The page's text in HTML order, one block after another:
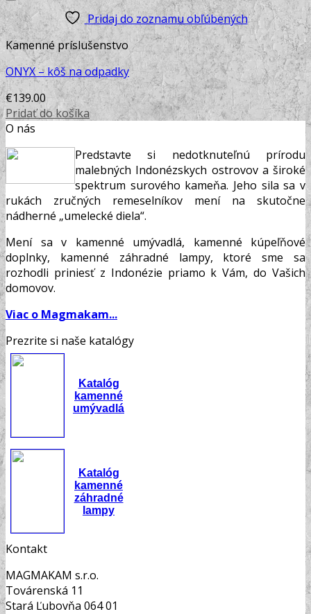
Pridaj do zoznamu obľúbených
Kamenné príslušenstvo
ONYX – kôš na odpadky
€139.00
Pridať do košíka
Predstavte si nedotknuteľnú prírodu
malebných Indonézskych ostrovov a široké
spektrum surového kameňa. Jeho sila sa v
rukách zručných remeselníkov mení na skutočne
Mení sa v kamenné umývadlá, kamenné kúpeľňové
doplnky, kamenné záhradné lampy, ktoré sme sa
rozhodli priniesť z Indonézie priamo k Vám, do Vašich
Prezrite si naše katalógy
Katalóg
kamenné
Katalóg
kamenné
záhradné
MAGMAKAM s.r.o.
Továrenská 11